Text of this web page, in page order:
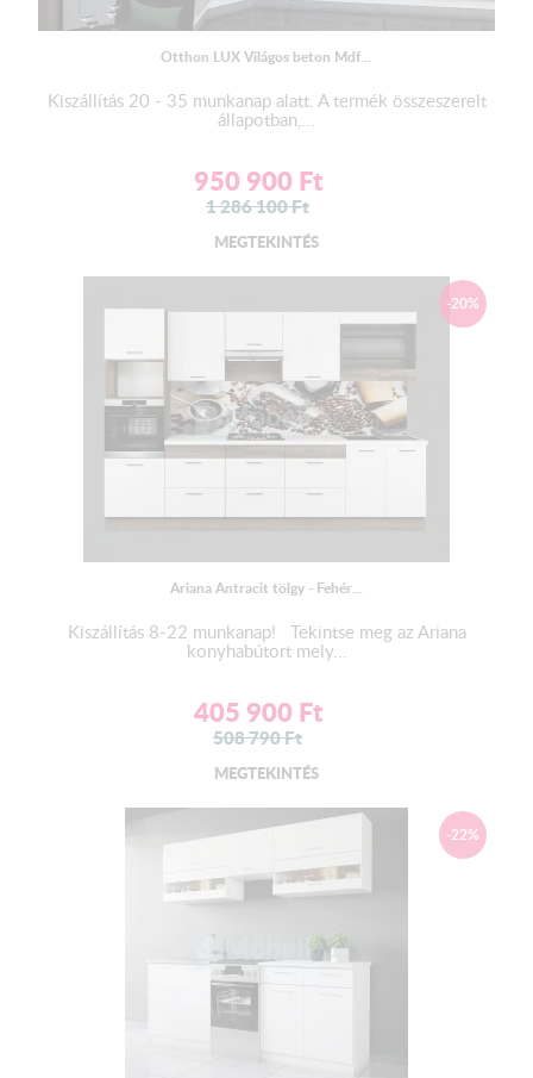
Otthon LUX Világos beton Mdf...
Kiszállítás 20 - 35 munkanap alatt. A termék összeszerelt
állapotban,...
950 900 Ft
1 286 100Ft
MEGTEKINTÉS
-20%
Ariana Antracit tölgy - Fehér...
Kiszállítás 8-22 munkanap! Tekintse meg az Ariana
konyhabútort mely...
405 900 Ft
508 790Ft
MEGTEKINTÉS
-22%